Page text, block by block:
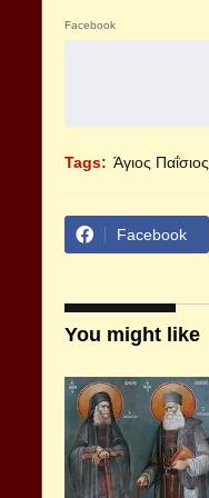
Facebook
Tags: Άγιος Παΐσιος
Facebook
You might like